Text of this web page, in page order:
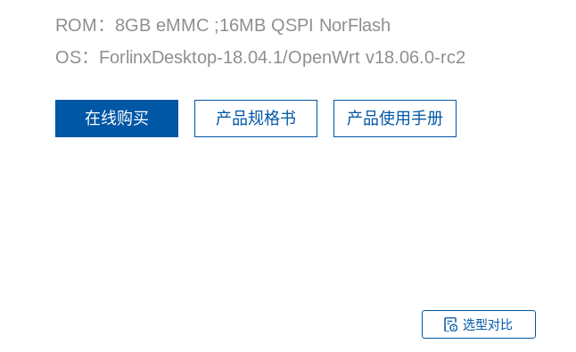
ROM：8GB eMMC ;16MB QSPI NorFlash
OS：ForlinxDesktop-18.04.1/OpenWrt v18.06.0-rc2
在线购买 产品规格书 产品使用手册
选型对比